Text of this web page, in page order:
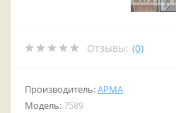
Отзывы: (0)
Производитель:АРМА
Модель:7589